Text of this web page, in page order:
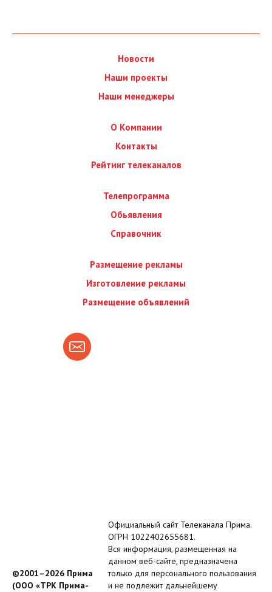
Новости
Наши проекты
Наши менеджеры
О Компании
Контакты
Рейтинг телеканалов
Телепрограмма
Обьявления
Справочник
Размещение рекламы
Изготовление рекламы
Размещение объявлений
©2001–2026 Прима
(ООО «ТРК Прима-
Официальный сайт Телеканала Прима.
ОГРН 1022402655681.
Вся информация, размещенная на
данном веб-сайте, предназначена
только для персонального пользования
и не подлежит дальнейшему